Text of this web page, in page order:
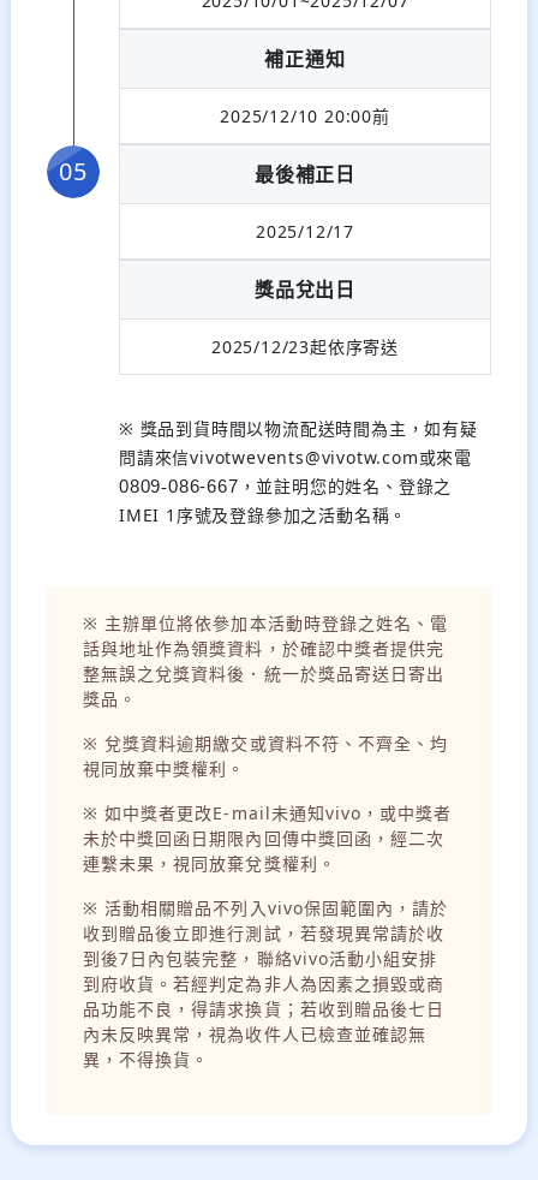
補正通知
2025/12/10 20:00前
最後補正日
2025/12/17
獎品兌出日
2025/12/23起依序寄送
※ 獎品到貨時間以物流配送時間為主，如有疑
問請來信vivotwevents@vivotw.com或來電
0809-086-667 ，並註明您的姓名、登錄之
IMEI 1序號及登錄參加之活動名稱。
※ 主辦單位將依參加本活動時登錄之姓名、電
話與地址作為領獎資料，於確認中獎者提供完
整無誤之兌獎資料後．統一於獎品寄送日寄出
獎品。
※ 兌獎資料逾期繳交或資料不符、不齊全、均
視同放棄中獎權利。
※ 如中獎者更改E-mail未通知vivo，或中獎者
未於中獎回函日期限內回傳中獎回函，經二次
連繫未果，視同放棄兌獎權利。
※ 活動相關贈品不列入vivo保固範圍內，請於
收到贈品後立即進行測試，若發現異常請於收
到後7日內包裝完整，聯絡vivo活動小組安排
到府收貨。若經判定為非人為因素之損毀或商
品功能不良，得請求換貨；若收到贈品後七日
內未反映異常，視為收件人已檢查並確認無
異，不得換貨。